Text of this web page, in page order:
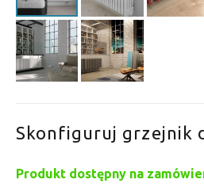
Skonfiguruj grzejnik
Produkt dostępny na